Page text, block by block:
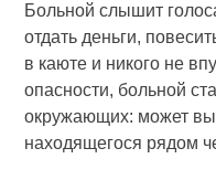
Больной слышит
отдать деньги,
в каюте и никого не
опасности, больной
окружающих: может
находящегося рядом